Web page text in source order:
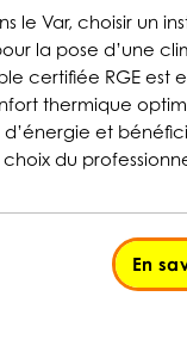
le Var, choisir un
la pose d’une
certifiée RGE est
thermique
et
choix du
En